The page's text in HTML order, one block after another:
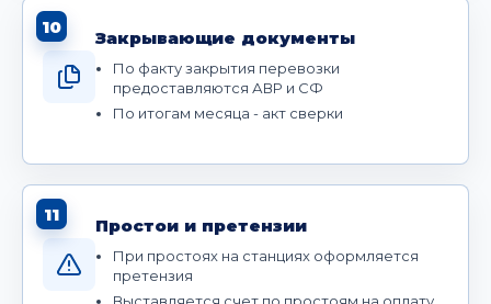
10
Закрывающие документы
По факту закрытия перевозки
предоставляются АВР и СФ
По итогам месяца - акт сверки
11
Простои и претензии
При простоях на станциях оформляется
претензия